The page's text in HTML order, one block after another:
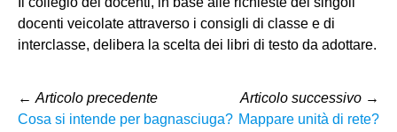
docenti veicolate attraverso i consigli di classe e di
interclasse, delibera la scelta dei libri di testo da adottare.
← Articolo precedente
Cosa si intende per bagnasciuga?
Articolo successivo →
Mappare unità di rete?